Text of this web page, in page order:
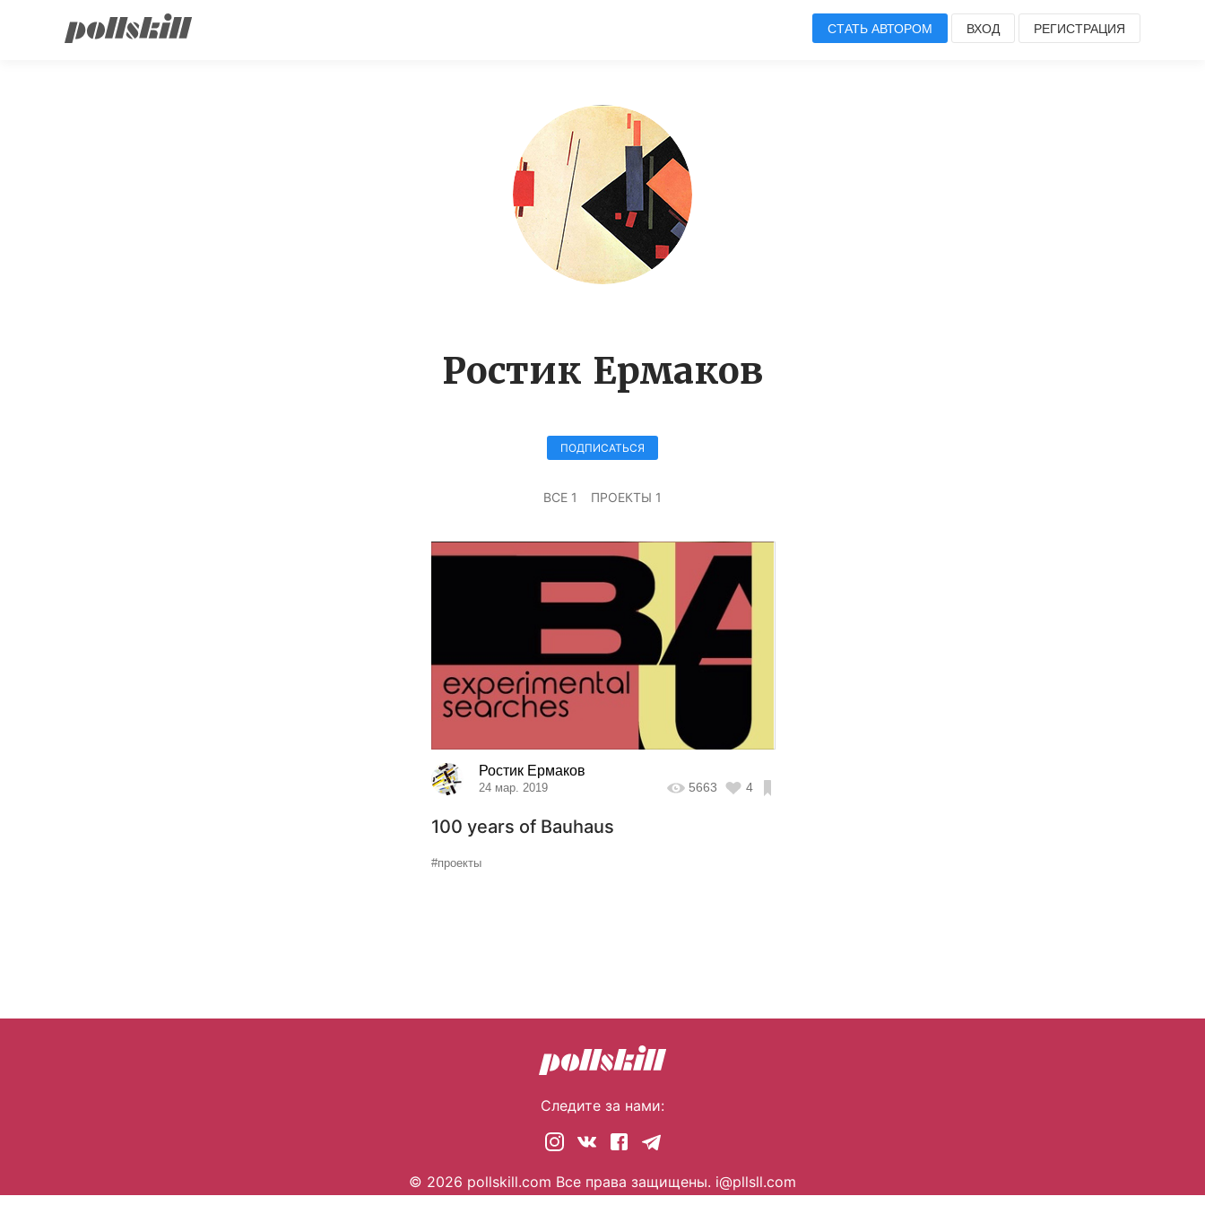
СТАТЬ АВТОРОМ ВХОД РЕГИСТРАЦИЯ
Ростик Ермаков
ПОДПИСАТЬСЯ
ВСЕ 1 ПРОЕКТЫ 1
Ростик Ермаков
24 мар. 2019 5663 4
100 years of Bauhaus
#проекты
Следите за нами:
© 2026 pollskill.com Все права защищены. i@pllsll.com